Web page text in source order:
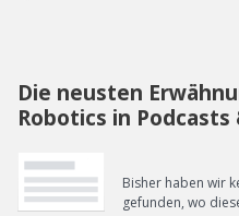
Die neusten
Robotics in Podcasts
Bisher haben wir
gefunden, wo